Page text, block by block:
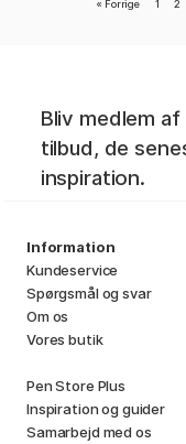
« Forrige 1 2
Bliv medlem af
tilbud, de
inspiration.
Information
Kundeservice
Spørgsmål og svar
Om os
Vores butik
Pen Store Plus
Inspiration og guider
Samarbejd med os